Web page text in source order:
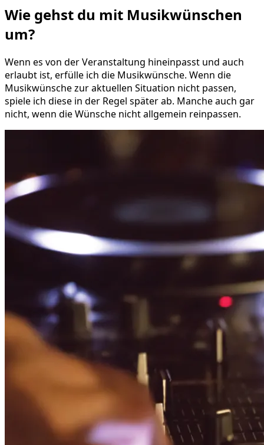
Wie gehst du mit Musikwünschen
um?
Wenn es von der Veranstaltung hineinpasst und auch
erlaubt ist, erfülle ich die Musikwünsche. Wenn die
Musikwünsche zur aktuellen Situation nicht passen,
spiele ich diese in der Regel später ab. Manche auch gar
nicht, wenn die Wünsche nicht allgemein reinpassen.